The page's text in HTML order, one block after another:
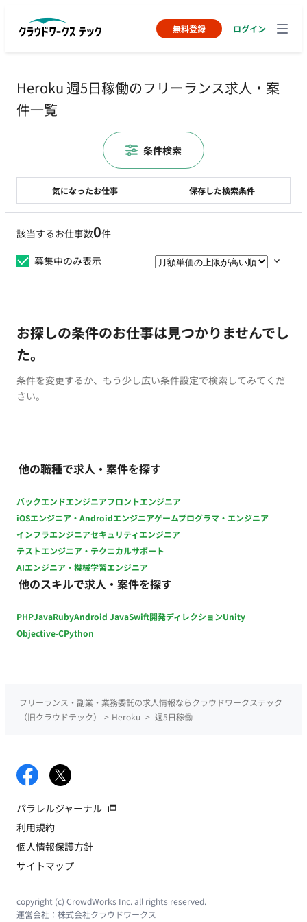
無料登録 ログイン
Heroku 週5日稼働のフリーランス求人・案
件一覧
該当するお仕事数0件
募集中のみ表示
お探しの条件のお仕事は見つかりませんでし
た。
条件を変更するか、もう少し広い条件設定で検索してみてくだ
さい。
他の職種で求人・案件を探す
バックエンドエンジニアフロントエンジニア
iOSエンジニア・Androidエンジニアゲームプログラマ・エンジニア
インフラエンジニアセキュリティエンジニア
テストエンジニア・テクニカルサポート
AIエンジニア・機械学習エンジニア
他のスキルで求人・案件を探す
PHPJavaRubyAndroid JavaSwift開発ディレクションUnity
Objective-CPython
気になったお仕事 保存した検索条件
条件検索
フリーランス・副業・業務委託の求人情報ならクラウドワークステック
（旧クラウドテック）
> Heroku > 週5日稼働
パラレルジャーナル
利用規約
個人情報保護方針
サイトマップ
copyright (c) CrowdWorks Inc. all rights reserved.
運営会社： 株式会社クラウドワークス